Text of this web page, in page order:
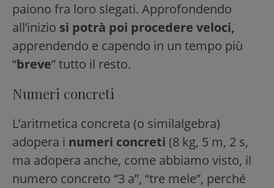
paiono fra loro slegati. Approfondendo
all’inizio si potrà poi procedere veloci,
apprendendo e capendo in un tempo più
“breve” tutto il resto.
Numeri concreti
L’aritmetica concreta (o similalgebra)
adopera i numeri concreti (8 kg, 5 m, 2 s,
ma adopera anche, come abbiamo visto, il
numero concreto “3 a”, “tre mele”, perché